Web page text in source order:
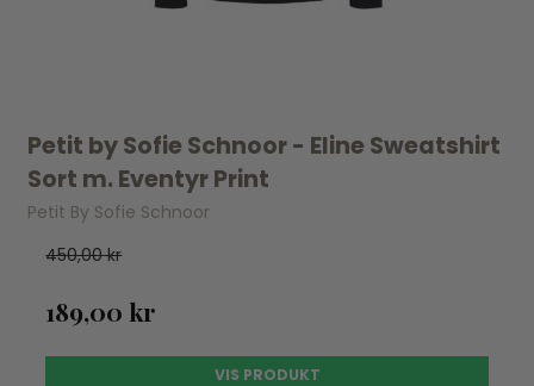
Petit by Sofie Schnoor - Eline Sweatshirt
Sort m. Eventyr Print
Petit By Sofie Schnoor
450,00 kr
189,00 kr
VIS PRODUKT